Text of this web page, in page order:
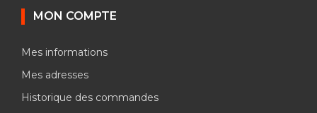
MON COMPTE
Mes informations
Mes adresses
Historique des commandes